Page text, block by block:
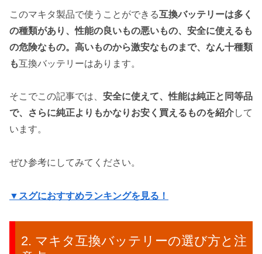
このマキタ製品で使うことができる互換バッテリーは多く
の種類があり、性能の良いもの悪いもの、安全に使えるも
の危険なもの。高いものから激安なものまで、なん十種類
も互換バッテリーはあります。
そこでこの記事では、 安全に使えて、性能は純正と同等品
で、さらに純正よりもかなりお安く買えるものを紹介して
います。
ぜひ参考にしてみてください。
▼スグにおすすめランキングを見る！
マキタ互換バッテリーの選び方と注